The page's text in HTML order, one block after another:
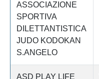
ASSOCIAZIONE
SPORTIVA
DILETTANTISTICA
JUDO KODOKAN
S.ANGELO
ASD PLAY LIFE